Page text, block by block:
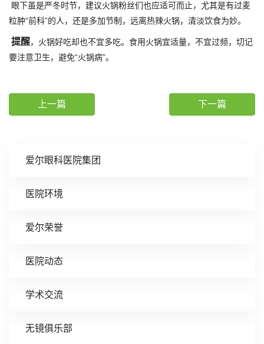
爱尔眼科医院集团
医院环境
爱尔荣誉
医院动态
学术交流
无镜俱乐部
眼下虽是严冬时节，建议火锅粉丝们也应适可而止，尤其是有过麦
粒肿“前科”的人，还是多加节制，远离热辣火锅，清淡饮食为妙。
提醒，火锅好吃却也不宜多吃。食用火锅宜适量，不宜过频，切记
要注意卫生，避免“火锅病”。
上一篇 下一篇